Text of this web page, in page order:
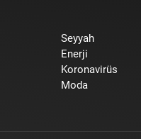
Seyyah
Enerji
Koronavirüs
Moda